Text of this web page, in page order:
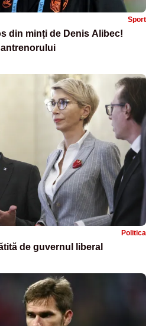
Sport
din minți de Denis Alibec!
antrenorului
Politica
de guvernul liberal